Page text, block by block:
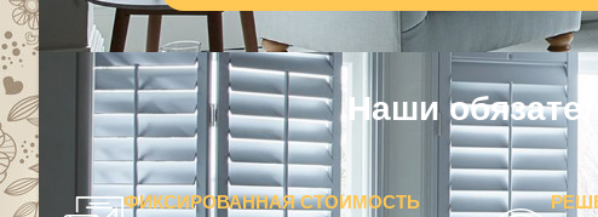
Наши
ФИКСИРОВАННАЯ СТОИМОСТЬ